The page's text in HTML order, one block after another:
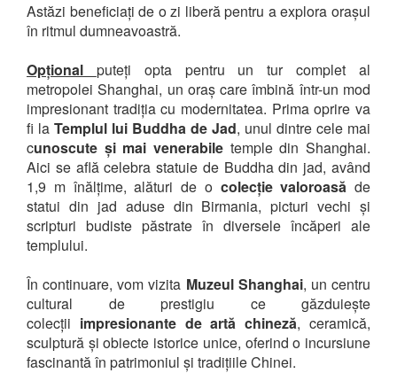
Astăzi beneficiați de o zi liberă pentru a explora orașul
în ritmul dumneavoastră.
Opțional puteți opta pentru un tur complet al
metropolei Shanghai, un oraș care îmbină într-un mod
impresionant tradiția cu modernitatea. Prima oprire va
fi la Templul lui Buddha de Jad, unul dintre cele mai
cunoscute și mai venerabile temple din Shanghai.
Aici se află celebra statuie de Buddha din jad, având
1,9 m înălțime, alături de o colecție valoroasă de
statui din jad aduse din Birmania, picturi vechi și
scripturi budiste păstrate în diversele încăperi ale
templului.
În continuare, vom vizita Muzeul Shanghai, un centru
cultural de prestigiu ce găzduiește
colecții impresionante de artă chineză, ceramică,
sculptură și obiecte istorice unice, oferind o incursiune
fascinantă în patrimoniul și tradițiile Chinei.